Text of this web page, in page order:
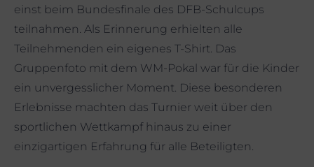
einst beim Bundesfinale des DFB-Schulcups
teilnahmen. Als Erinnerung erhielten alle
Teilnehmenden ein eigenes T-Shirt. Das
Gruppenfoto mit dem WM-Pokal war für die Kinder
ein unvergesslicher Moment. Diese besonderen
Erlebnisse machten das Turnier weit über den
sportlichen Wettkampf hinaus zu einer
einzigartigen Erfahrung für alle Beteiligten.